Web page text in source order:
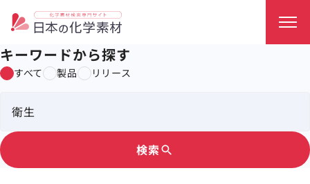
キーワードから探す
すべて 製品 リリース
検索 search